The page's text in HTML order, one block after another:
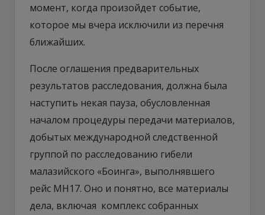
момент, когда произойдет событие,
которое мы вчера исключили из перечня
ближайших.
После оглашения предварительных
результатов расследования, должна была
наступить некая пауза, обусловленная
началом процедуры передачи материалов,
добытых международной следственной
группой по расследованию гибели
малазийского «Боинга», выполнявшего
рейс МН17. Оно и понятно, все материалы
дела, включая комплекс собранных